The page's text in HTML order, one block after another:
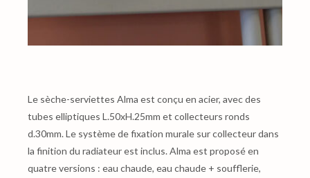
Le sèche-serviettes Alma est conçu en acier, avec des
tubes elliptiques L.50xH.25mm et collecteurs ronds
d.30mm. Le système de fixation murale sur collecteur dans
la finition du radiateur est inclus. Alma est proposé en
quatre versions : eau chaude, eau chaude + soufflerie,